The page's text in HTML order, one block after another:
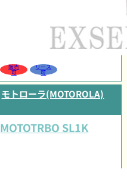
販売
可
リース
可
モトローラ(MOTOROLA)
MOTOTRBO SL1K